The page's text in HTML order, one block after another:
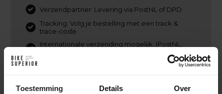
Toestemming Details Over
Verzendpartner: Levering via PostNL of DPD.
Tracking: Volg je bestelling met een track &
trace-code.
Internationale verzending mogelijk. (PostNL,
Retourbeleid: Binnen Nederland kosteloos